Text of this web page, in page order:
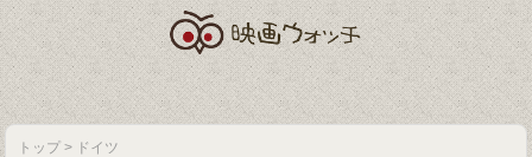
トップ > ドイツ